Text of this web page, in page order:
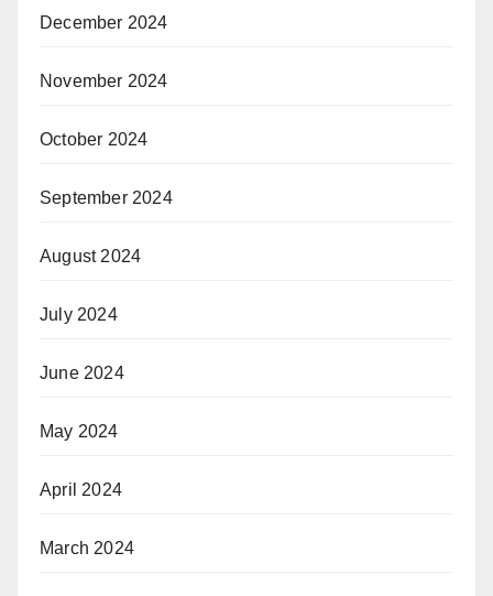
December 2024
November 2024
October 2024
September 2024
August 2024
July 2024
June 2024
May 2024
April 2024
March 2024